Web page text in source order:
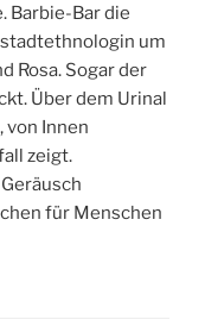
Barbie-Bar die
um
Rosa. Sogar der
Über dem Urinal
von Innen
zeigt.
für Menschen